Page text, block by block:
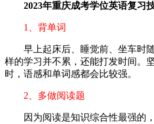
2023年重庆成考学位英语复习
1、背单词
早上起床后、睡觉前、坐车时随
样的学习并不累，还能打发时间。
时，语感和单词感都会比较强。
2、多做阅读题
因为阅读是知识综合性最强的，